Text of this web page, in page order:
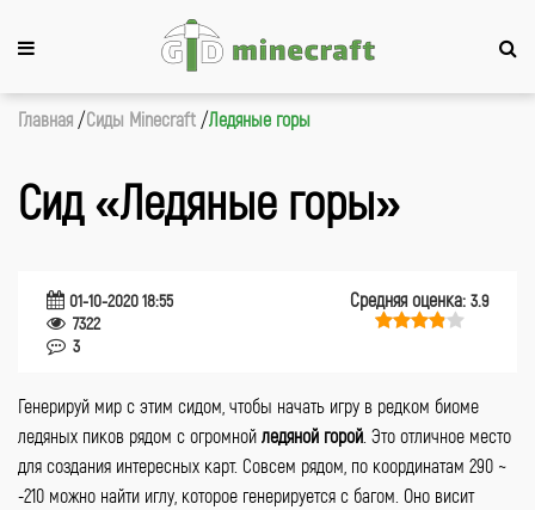
Главная Сиды Minecraft Ледяные горы
Сид «Ледяные горы»
01-10-2020 18:55
7322
3
Средняя оценка: 3.9
Генерируй мир с этим сидом, чтобы начать игру в редком биоме
ледяных пиков рядом с огромной ледяной горой . Это отличное место
для создания интересных карт. Совсем рядом, по координатам 290 ~
-210 можно найти иглу, которое генерируется с багом. Оно висит